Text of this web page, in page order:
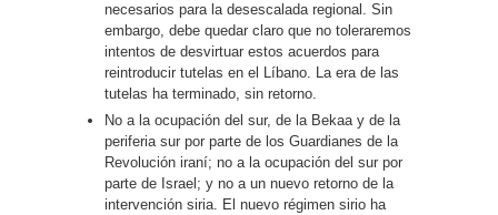
necesarios para la desescalada regional. Sin
embargo, debe quedar claro que no toleraremos
intentos de desvirtuar estos acuerdos para
reintroducir tutelas en el Líbano. La era de las
tutelas ha terminado, sin retorno.
No a la ocupación del sur, de la Bekaa y de la
periferia sur por parte de los Guardianes de la
Revolución iraní; no a la ocupación del sur por
parte de Israel; y no a un nuevo retorno de la
intervención siria. El nuevo régimen sirio ha